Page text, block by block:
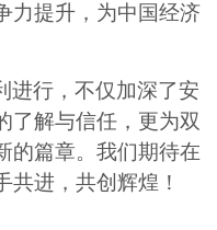
力提升，为中国经济
进行 ，不仅加深了安
了解与信任，更为双
的篇章。我们期待在
共进，共创辉煌！